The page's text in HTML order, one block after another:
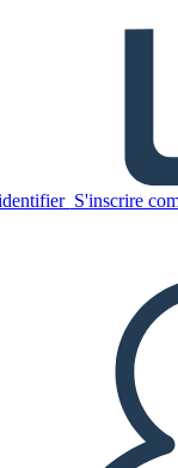
S'inscrire
קרים -
מירוץ
UN
LIRE LE DIAPORAMA
LIS-MOI